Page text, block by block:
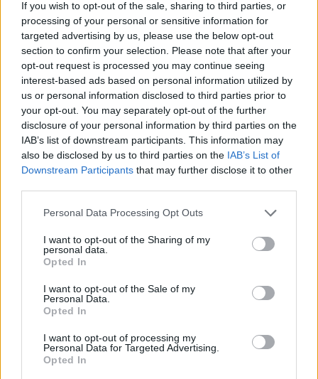
If you wish to opt-out of the sale, sharing to third parties, or
processing of your personal or sensitive information for
targeted advertising by us, please use the below opt-out
section to confirm your selection. Please note that after your
opt-out request is processed you may continue seeing
interest-based ads based on personal information utilized by
us or personal information disclosed to third parties prior to
your opt-out. You may separately opt-out of the further
disclosure of your personal information by third parties on the
IAB’s list of downstream participants. This information may
also be disclosed by us to third parties on the IAB’s List of
Downstream Participants that may further disclose it to other
Please note that this website/app uses one or more Google
not limited to your visit or usage behaviour. You may click to
grant or deny consent to Google and its third-party tags to
use your data for below specified purposes in below Google
consent section.
Personal Data Processing Opt Outs
I want to opt-out of the Sharing of my
personal data.
Opted In
I want to opt-out of the Sale of my
Personal Data.
Opted In
I want to opt-out of processing my
Personal Data for Targeted Advertising.
Opted In
O pisowni i odmianie
Ciekawostki
triumwirat — Pochodzenie, znaczenie, pisownia słowa
triumwirat
koktajl Mołotowa— Pochodzenie nazwykoktajl Mołotowa
Napoleon Bonaparte
— Jak nazywał się Napoleon i co się z
tym wiązało
noż
zarówno
kłuć